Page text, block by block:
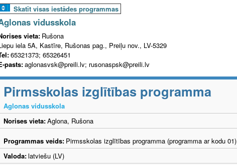
Skatīt visas iestādes programmas
vidusskola
vieta: Rušona
iela 5A, Kastīre, Rušonas pag., Preiļu nov., LV-5329
65321373; 65326451
pasts:aglonasvsk@preili.lv; rusonaspsk@preili.lv
Pirmsskolas izglītības programma
Aglonas vidusskola
Norises vieta:Aglona, Rušona
Programmas veids: Pirmsskolas izglītības programma (programma ar kodu 01)
Valoda:latviešu (LV)